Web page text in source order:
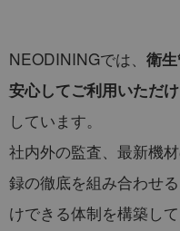
NEODININGでは、 衛
安心してご利用いただ
しています。
社内外の監査、最新機
録の徹底を組み合わせ
けできる体制を構築して